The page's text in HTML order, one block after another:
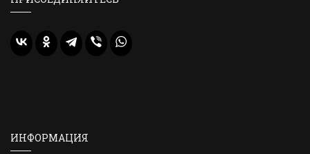
ИНФОРМАЦИЯ